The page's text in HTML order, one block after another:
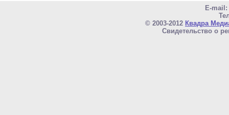
E-mail:
© 2003-2012 Квадра
Свидетельство о